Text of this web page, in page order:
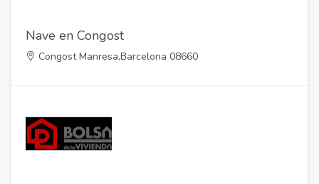
Nave en Congost
Congost Manresa,Barcelona 08660